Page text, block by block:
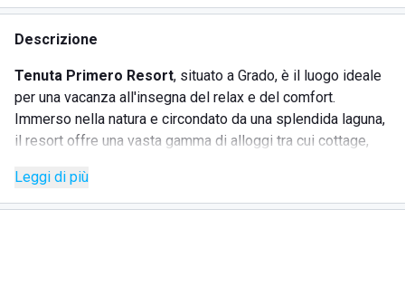
Descrizione
Tenuta Primero Resort, situato a Grado, è il luogo ideale
per una vacanza all'insegna del relax e del comfort.
Immerso nella natura e circondato da una splendida laguna,
il resort offre una vasta gamma di alloggi tra cui cottage,
spiaggia privata, due ristoranti, una marina per l'attracco
delle barche e un campo da golf da 18 buche, rendendo
Leggi di più